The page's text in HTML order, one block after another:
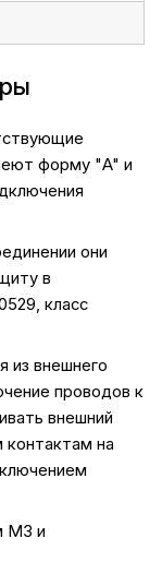
форму "A" и
они
в
класс
из внешнего
проводов к
внешний
контактам на
M3 и